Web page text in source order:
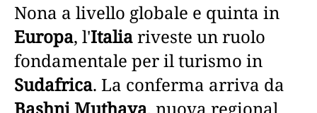
Nona a livello globale e quinta in
Europa, l'Italiariveste un ruolo
fondamentale per il turismo in
Sudafrica. La conferma arriva da